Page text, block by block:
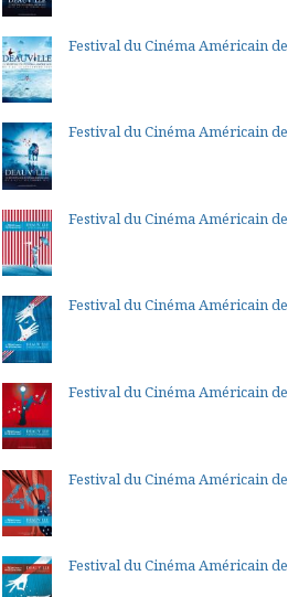
Festival du Cinéma Américain
Festival du Cinéma Américain
Festival du Cinéma Américain
Festival du Cinéma Américain
Festival du Cinéma Américain
Festival du Cinéma Américain
Festival du Cinéma Américain